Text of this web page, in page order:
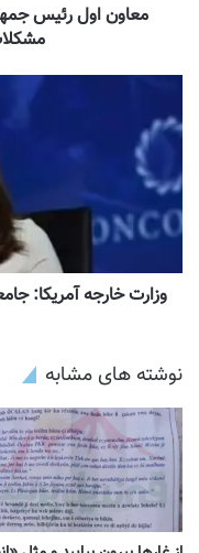
وزارت خارجه آمریکا:
نوشته های مشابه